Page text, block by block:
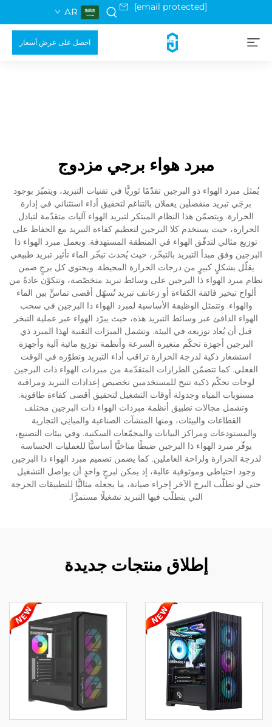
[email protected]
AR
احصل على عرض أسعار
مبرد هواء برجي مزدوج
يُمثل مبرد الهواء ذو البرجين تقدّمًا ثوريًّا في تقنيات التبريد، ويتميّز بوجود
برجَي تبريد منفصلَين يعملان بالتناغم لتحقيق أداء استثنائي في إدارة
الحرارة. ويتضمّن هذا النظام المبتكر لتبريد الهواء آليات متقدّمة لتبادل
الحرارة، حيث يستخدم كلا البرجين لتعظيم كفاءة التبريد مع الحفاظ على
توزيع مثالي لتدفّق الهواء في المنطقة المستهدفة. ويعمل مبرد الهواء ذا
البرجين وفق مبدأ التبريد بالتبخّر، حيث يُحدث تبخّر الماء تأثير تبريد طبيعي
يقلّل بشكلٍ كبيرٍ من درجات الحرارة المحيطة. ويحتوي كل برجٍ ضمن
نظام مبرد الهواء ذا البرجين على وسائط تبريد متخصّصة، وتتكوّن عادةً من
ألواح تبخير فائقة الكفاءة أو زعانف تبريد تُسهّل أقصى تماسٍّ بين الماء
والهواء. وتتمثل الوظيفة الأساسية لمبرد الهواء ذا البرجين في سحب
الهواء الدافئ عبر وسائط التبريد هذه، حيث يبرّد الهواء عبر عملية التبخر
قبل أن يُعاد توزيعه في البيئة. وتشمل الميزات التقنية لهذا المبرد ذي
البرجين أجهزة تحكّم متغيرة السرعة وأنظمة توزيع مائية آلية وأجهزة
استشعار ذكية لدرجة الحرارة تراقب أداء التبريد وتطوّره في الوقت
الفعلي. كما تتضمّن الطرازات المتقدّمة من مبردات الهواء ذات البرجين
لوحات تحكّم ذكية تتيح للمستخدمين تخصيص إعدادات التبريد ومراقبة
مستويات المياه وجدولة أوقات التشغيل لتحقيق أقصى كفاءة طاقوية.
وتشمل مجالات تطبيق أنظمة مبردات الهواء ذات البرجين مختلف
القطاعات والبيئات، ومنها المنشآت الصناعية والمبانِي التجارية
والمستودعات ومراكز البيانات والمجمّعات السكنية. وفي بيئات التصنيع،
يوفّر مبرد الهواء ذا البرجين ضبطًا مناخيًّا أساسيًّا للعمليات الحساسة
لدرجة الحرارة ولراحة العاملين. كما يضمن تصميم مبرد الهواء ذا البرجين
وجود احتياطي وموثوقية عالية، إذ يمكن لبرجٍ واحدٍ أن يواصل التشغيل
حتى لو تطلّب البرج الآخر إجراء صيانة، ما يجعله مثاليًّا للتطبيقات الحرجة
التي يتطلّب فيها التبريد تشغيلًا مستمرًّا.
إطلاق منتجات جديدة